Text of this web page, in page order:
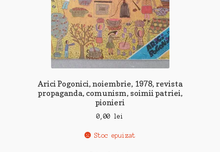
Arici Pogonici, noiembrie, 1978, revista
propaganda, comunism, soimii patriei,
pionieri
0,00 lei
Stoc epuizat